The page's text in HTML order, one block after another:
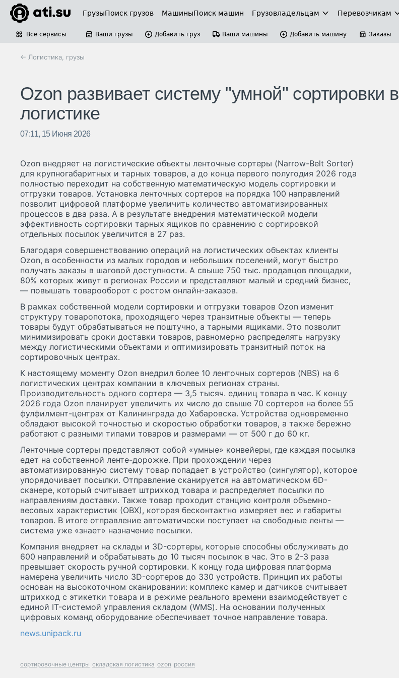
ГрузыПоиск грузов МашиныПоиск машин Грузовладельцам Перевозчикам
Все сервисы Ваши грузы Добавить груз Ваши машины Добавить машину Заказы
← Логистика, грузы
Ozon развивает систему "умной" сортировки в
логистике
07:11, 15 Июня 2026
Ozon внедряет на логистические объекты ленточные сортеры (Narrow-Belt Sorter)
для крупногабаритных и тарных товаров, а до конца первого полугодия 2026 года
полностью переходит на собственную математическую модель сортировки и
отгрузки товаров. Установка ленточных сортеров на порядка 100 направлений
позволит цифровой платформе увеличить количество автоматизированных
процессов в два раза. А в результате внедрения математической модели
эффективность сортировки тарных ящиков по сравнению с сортировкой
отдельных посылок увеличится в 27 раз.
Благодаря совершенствованию операций на логистических объектах клиенты
Ozon, в особенности из малых городов и небольших поселений, могут быстро
получать заказы в шаговой доступности. А свыше 750 тыс. продавцов площадки,
80% которых живут в регионах России и представляют малый и средний бизнес,
— повышать товарооборот с ростом онлайн-заказов.
В рамках собственной модели сортировки и отгрузки товаров Ozon изменит
структуру товаропотока, проходящего через транзитные объекты — теперь
товары будут обрабатываться не поштучно, а тарными ящиками. Это позволит
минимизировать сроки доставки товаров, равномерно распределять нагрузку
между логистическими объектами и оптимизировать транзитный поток на
сортировочных центрах.
К настоящему моменту Ozon внедрил более 10 ленточных сортеров (NBS) на 6
логистических центрах компании в ключевых регионах страны.
Производительность одного сортера — 3,5 тысяч. единиц товара в час. К концу
2026 года Ozon планирует увеличить их число до свыше 70 сортеров на более 55
фулфилмент-центрах от Калининграда до Хабаровска. Устройства одновременно
обладают высокой точностью и скоростью обработки товаров, а также бережно
работают с разными типами товаров и размерами — от 500 г до 60 кг.
Ленточные сортеры представляют собой «умные» конвейеры, где каждая посылка
едет на собственной ленте-дорожке. При прохождении через
автоматизированную систему товар попадает в устройство (сингулятор), которое
упорядочивает посылки. Отправление сканируется на автоматическом 6D-
сканере, который считывает штрихкод товара и распределяет посылки по
направлениям доставки. Также товар проходит станцию контроля объемно-
весовых характеристик (ОВХ), которая бесконтактно измеряет вес и габариты
товаров. В итоге отправление автоматически поступает на свободные ленты —
система уже «знает» назначение посылки.
Компания внедряет на склады и 3D-сортеры, которые способны обслуживать до
600 направлений и обрабатывать до 10 тысяч посылок в час. Это в 2-3 раза
превышает скорость ручной сортировки. К концу года цифровая платформа
намерена увеличить число 3D-сортеров до 330 устройств. Принцип их работы
основан на высокоточном сканировании: комплекс камер и датчиков считывает
штрихкод с этикетки товара и в режиме реального времени взаимодействует с
единой IT-системой управления складом (WMS). На основании полученных
цифровых команд оборудование обеспечивает точное направление товара.
news.unipack.ru
сортировочные центры складская логистика ozon россия